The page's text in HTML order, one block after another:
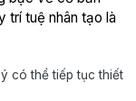
trí tuệ nhân tạo là
có thể tiếp tục thiết